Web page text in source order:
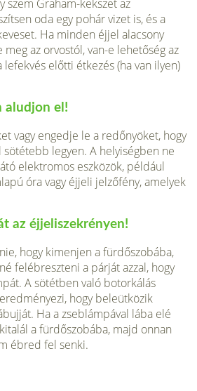
szem Graham-kekszet az
oda egy pohár vi­zet is, és a
Ha minden éjjel alacsony
az orvostól, van-e lehetőség az
lefekvés előtti étkezés (ha van ilyen)
aludjon el!
vagy engedje le a redő­nyöket, hogy
legyen. A helyiségben ne
elektromos eszközök, például
óra vagy éjjeli jelzőfény, amelyek
az éjjeliszekrényen!
hogy ki­menjen a fürdőszobába,
felébreszteni a párját azzal, hogy
A sötétben való botorkálás
hogy beleütközik
Ha a zseblám­pával lába elé
a fürdőszobába, majd onnan
ébred fel senki.